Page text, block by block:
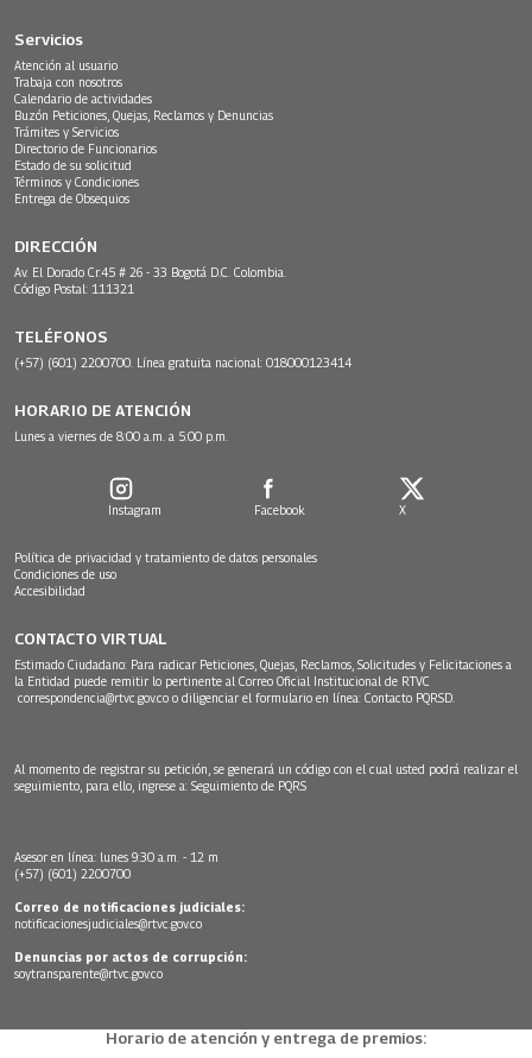
Servicios
Atención al usuario
Trabaja con nosotros
Calendario de actividades
Buzón Peticiones, Quejas, Reclamos y Denuncias
Trámites y Servicios
Directorio de Funcionarios
Estado de su solicitud
Términos y Condiciones
Entrega de Obsequios
DIRECCIÓN
Av. El Dorado Cr.45 # 26 - 33 Bogotá D.C. Colombia.
Código Postal: 111321
TELÉFONOS
(+57) (601) 2200700. Línea gratuita nacional: 018000123414
HORARIO DE ATENCIÓN
Lunes a viernes de 8:00 a.m. a 5:00 p.m.
Instagram Facebook X
Política de privacidad y tratamiento de datos personales
Condiciones de uso
Accesibilidad
CONTACTO VIRTUAL
Estimado Ciudadano: Para radicar Peticiones, Quejas, Reclamos, Solicitudes y Felicitaciones a
la Entidad puede remitir lo pertinente al Correo Oficial Institucional de RTVC
correspondencia@rtvc.gov.co o diligenciar el formulario en línea: Contacto PQRSD.
Al momento de registrar su petición, se generará un código con el cual usted podrá realizar el
seguimiento, para ello, ingrese a: Seguimiento de PQRS
Asesor en línea: lunes 9:30 a.m. - 12 m
(+57) (601) 2200700
Correo de notificaciones judiciales:
notificacionesjudiciales@rtvc.gov.co
Denuncias por actos de corrupción:
soytransparente@rtvc.gov.co
Horario de atención y entrega de premios: